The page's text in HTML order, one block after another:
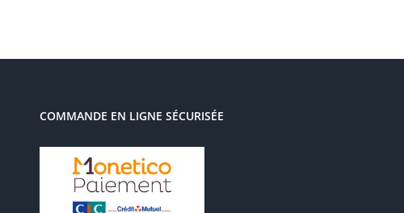
COMMANDE EN LIGNE SÉCURISÉE